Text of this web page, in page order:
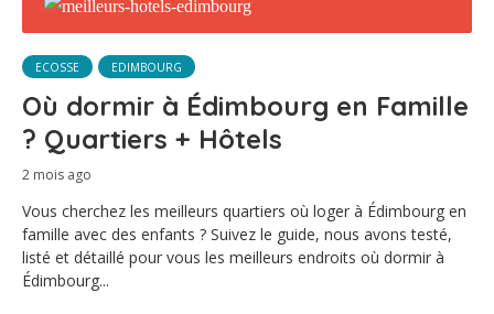
ECOSSE EDIMBOURG
Où dormir à Édimbourg en Famille
? Quartiers + Hôtels
2 mois ago
Vous cherchez les meilleurs quartiers où loger à Édimbourg en
famille avec des enfants ? Suivez le guide, nous avons testé,
listé et détaillé pour vous les meilleurs endroits où dormir à
Édimbourg...